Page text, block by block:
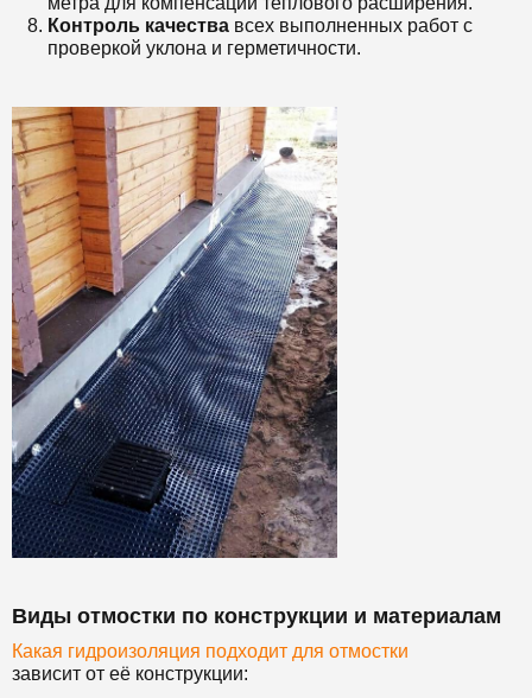
Контроль качества всех выполненных работ с
проверкой уклона и герметичности.
Виды отмостки по конструкции и материалам
Какая гидроизоляция подходит для отмостки
зависит от её конструкции: